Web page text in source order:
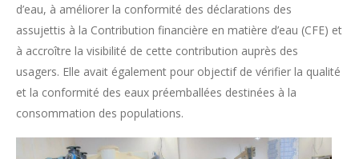
d’eau, à améliorer la conformité des déclarations des
assujettis à la Contribution financière en matière d’eau (CFE) et
à accroître la visibilité de cette contribution auprès des
usagers. Elle avait également pour objectif de vérifier la qualité
et la conformité des eaux préemballées destinées à la
consommation des populations.